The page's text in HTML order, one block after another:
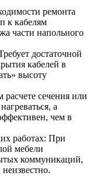
ремонта
к кабелям
части напольного
достаточной
кабелей в
высоту
сечения или
а
чем в
работах: При
мебели
коммуникаций,